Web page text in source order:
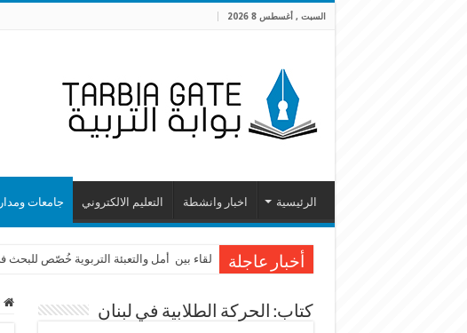
السبت , أغسطس 8 2026
الرئيسية اخبار وانشطة التعليم الالكتروني جامعات
أخبار عاجلة لقاء بين أمل والتعبئة التربوية خُصّص للبحث
كتاب: الحركة الطلابية في لبنان